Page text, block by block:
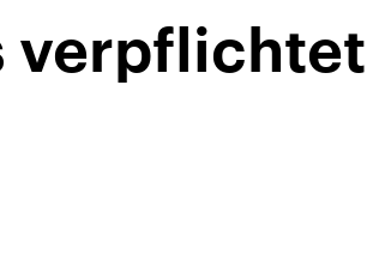
verpflichtet